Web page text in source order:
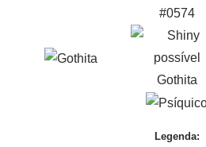
#0574
Gothita
Legenda: